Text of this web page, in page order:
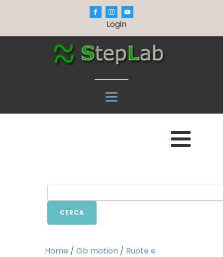
Login
CERCA
Home / Gb motion / Ruote e